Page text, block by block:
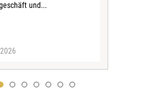
und...